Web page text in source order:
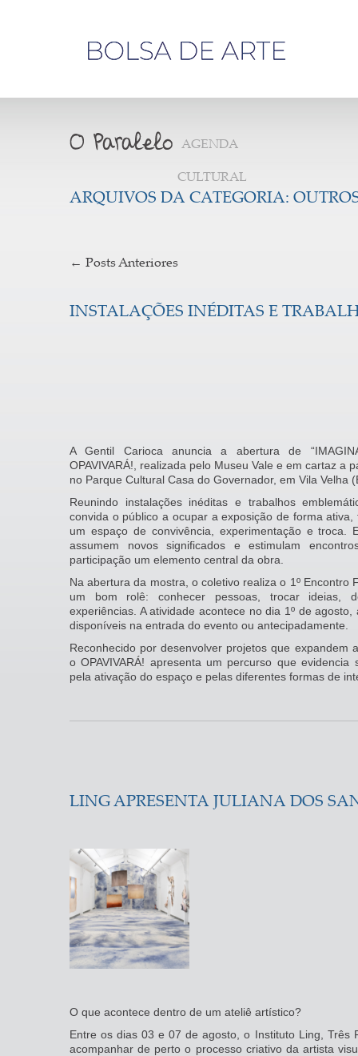
AGENDA
CULTURAL
ARQUIVOS DA CATEGORIA:
← Posts Anteriores
INSTALAÇÕES INÉDITAS E
A Gentil Carioca anuncia a abertura de
OPAVIVARÁ!, realizada pelo Museu Vale e em cartaz a
no Parque Cultural Casa do Governador, em Vila Velha
Reunindo instalações inéditas e trabalhos
convida o público a ocupar a exposição de forma
um espaço de convivência, experimentação e troca.
assumem novos significados e estimulam
participação um elemento central da obra.
Na abertura da mostra, o coletivo realiza o 1º Encontro
um bom rolê: conhecer pessoas, trocar ideias,
experiências. A atividade acontece no dia 1º de
disponíveis na entrada do evento ou antecipadamente.
Reconhecido por desenvolver projetos que expandem
o OPAVIVARÁ! apresenta um percurso que
pela ativação do espaço e pelas diferentes formas de
LING APRESENTA JULIANA DOS
O que acontece dentro de um ateliê artístico?
Entre os dias 03 e 07 de agosto, o Instituto Ling, Três
acompanhar de perto o processo criativo da artista